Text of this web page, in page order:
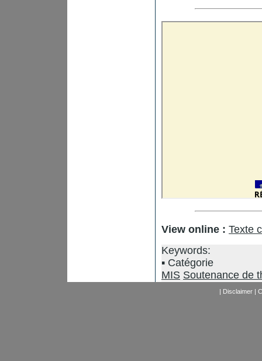
View online : Texte
Keywords:
Catégorie
MIS Soutenance de
| Disclaimer|